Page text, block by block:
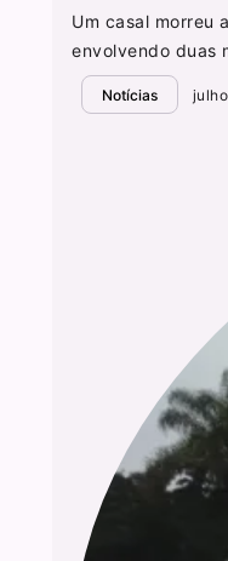
Um casal morreu
envolvendo duas
Notícias